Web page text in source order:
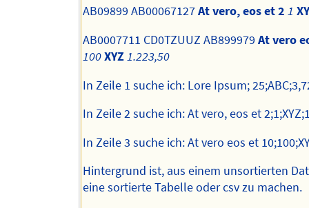
AB09899 AB00067127At vero, eos et 2 1
AB0007711 CD0TZUUZ AB899979 At vero
100XYZ1.223,50
In Zeile 1 suche ich: Lore Ipsum;
In Zeile 2 suche ich: At vero, eos et
In Zeile 3 suche ich: At vero eos et
Hintergrund ist, aus einem unsortierten
eine sortierte Tabelle oder csv zu machen.